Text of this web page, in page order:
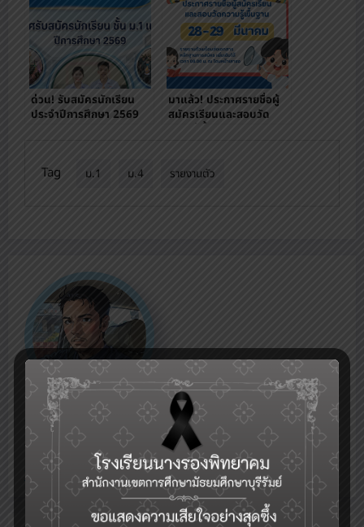
ด่วน! รับสมัครนักเรียน
ประจำปีการศึกษา 2569
มาแล้ว! ประกาศรายชื่อผู้
สมัครเรียนและสอบวัด
Tag ม.1 ม.4 รายงานตัว
Admin
Web site's administrator
View All Posts